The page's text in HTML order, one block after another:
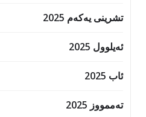
تشرینی یەکەم 2025
ئەیلوول 2025
ئاب 2025
تەممووز 2025